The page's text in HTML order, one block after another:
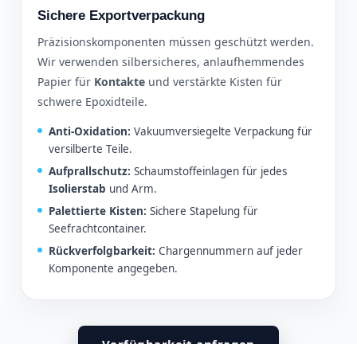
Sichere Exportverpackung
Präzisionskomponenten müssen geschützt werden.
Wir verwenden silbersicheres, anlaufhemmendes
Papier für Kontakte und verstärkte Kisten für
schwere Epoxidteile.
Anti-Oxidation: Vakuumversiegelte Verpackung für
versilberte Teile.
Aufprallschutz: Schaumstoffeinlagen für jedes
Isolierstab und Arm.
Palettierte Kisten: Sichere Stapelung für
Seefrachtcontainer.
Rückverfolgbarkeit: Chargennummern auf jeder
Komponente angegeben.